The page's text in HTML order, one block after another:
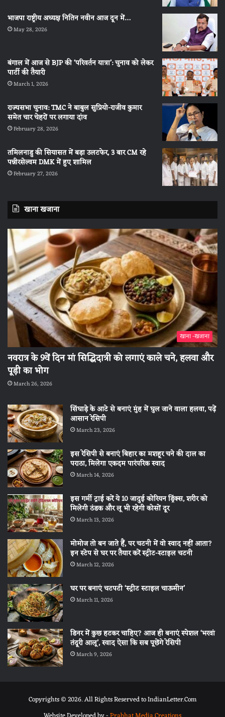
भाजपा राष्ट्रीय अध्यक्ष नितिन नवीन आज दून में…
May 28, 2026
बंगाल में आज से BJP की ‘परिवर्तन यात्रा’: चुनाव को लेकर
पार्टी की तैयारी
March 1, 2026
राज्यसभा चुनाव: TMC ने बाबुल सुप्रियो-राजीव कुमार
समेत चार चेहरों पर लगाया दांव
February 28, 2026
तमिलनाडु की सियासत में बड़ा उलटफेर, 3 बार CM रहे
पन्नीरसेल्वम DMK में हुए शामिल
February 27, 2026
खाना खजाना
खाना -खजाना
नवरात्र के 9वें दिन मां सिद्धिदात्री को लगाएं काले चने, हलवा और
पूड़ी का भोग
March 26, 2026
सिंघाड़े के आटे से बनाएं मुंह में घुल जाने वाला हलवा, पढ़ें
आसान रेसिपी
March 23, 2026
इस रेसिपी से बनाएं बिहार का मशहूर चने की दाल का
पराठा, मिलेगा एकदम पारंपरिक स्वाद
March 14, 2026
इस गर्मी ट्राई करें ये 10 जादुई कोरियन ड्रिंक्स, शरीर को
मिलेगी ठंडक और लू भी रहेगी कोसों दूर
March 13, 2026
मोमोज तो बन जाते हैं, पर चटनी में वो स्वाद नहीं आता?
इन स्टेप से घर पर तैयार करें स्ट्रीट-स्टाइल चटनी
March 12, 2026
घर पर बनाएं चटपटी ‘स्ट्रीट स्टाइल चाऊमीन’
March 11, 2026
डिनर में कुछ हटकर चाहिए? आज ही बनाएं स्पेशल ‘भरवां
तंदूरी आलू’, स्वाद ऐसा कि सब पूछेंगे रेसिपी
March 9, 2026
Copyrights © 2026. All Rights Reserved to IndianLetter.Com